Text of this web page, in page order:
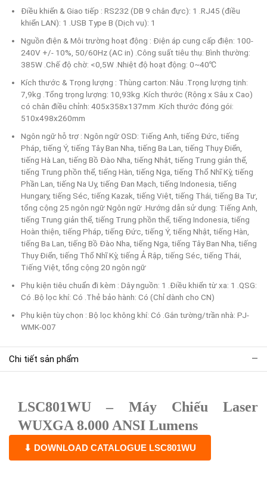
Điều khiển & Giao tiếp : RS232 (DB 9 chân đực): 1 .RJ45 (điều
khiển LAN): 1 .USB Type B (Dịch vụ): 1
Nguồn điện & Môi trường hoạt động : Điện áp cung cấp điện: 100-
240V +/- 10%, 50/60Hz (AC in) .Công suất tiêu thụ: Bình thường:
385W .Chế độ chờ: <0,5W .Nhiệt độ hoạt động: 0~40℃
Kích thước & Trọng lượng : Thùng carton: Nâu .Trọng lượng tịnh:
7,9kg .Tổng trọng lượng: 10,93kg .Kích thước (Rộng x Sâu x Cao)
có chân điều chỉnh: 405x358x137mm .Kích thước đóng gói:
510x498x260mm
Ngôn ngữ hỗ trợ : Ngôn ngữ OSD: Tiếng Anh, tiếng Đức, tiếng
Pháp, tiếng Ý, tiếng Tây Ban Nha, tiếng Ba Lan, tiếng Thụy Điển,
tiếng Hà Lan, tiếng Bồ Đào Nha, tiếng Nhật, tiếng Trung giản thể,
tiếng Trung phồn thể, tiếng Hàn, tiếng Nga, tiếng Thổ Nhĩ Kỳ, tiếng
Phần Lan, tiếng Na Uy, tiếng Đan Mạch, tiếng Indonesia, tiếng
Hungary, tiếng Séc, tiếng Kazak, tiếng Việt, tiếng Thái, tiếng Ba Tư,
tổng cộng 25 ngôn ngữ Ngôn ngữ .Hướng dẫn sử dụng: Tiếng Anh,
tiếng Trung giản thể, tiếng Trung phồn thể, tiếng Indonesia, tiếng
Hoàn thiện, tiếng Pháp, tiếng Đức, tiếng Ý, tiếng Nhật, tiếng Hàn,
tiếng Ba Lan, tiếng Bồ Đào Nha, tiếng Nga, tiếng Tây Ban Nha, tiếng
Thụy Điển, tiếng Thổ Nhĩ Kỳ, tiếng Ả Rập, tiếng Séc, tiếng Thái,
Tiếng Việt, tổng cộng 20 ngôn ngữ
Phụ kiện tiêu chuẩn đi kèm : Dây nguồn: 1 .Điều khiển từ xa: 1 .QSG:
Có .Bộ lọc khí: Có .Thẻ bảo hành: Có (Chỉ dành cho CN)
Phụ kiện tùy chọn : Bộ lọc không khí: Có .Gắn tường/trần nhà: PJ-
WMK-007
Chi tiết sản phẩm
LSC801WU – Máy Chiếu Laser
WUXGA 8.000 ANSI Lumens
⬇ DOWNLOAD CATALOGUE LSC801WU